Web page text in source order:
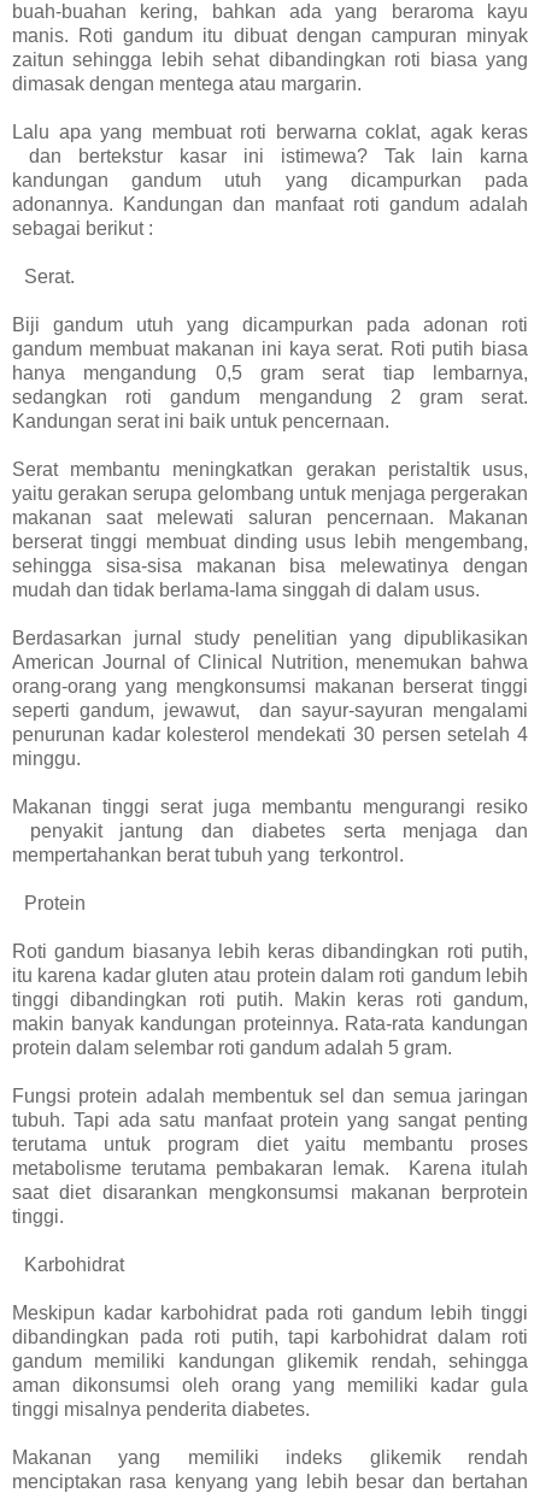
buah-buahan kering, bahkan ada yang beraroma kayu
manis. Roti gandum itu dibuat dengan campuran minyak
zaitun sehingga lebih sehat dibandingkan roti biasa yang
dimasak dengan mentega atau margarin.
Lalu apa yang membuat roti berwarna coklat, agak keras
dan bertekstur kasar ini istimewa? Tak lain karna
kandungan gandum utuh yang dicampurkan pada
adonannya. Kandungan dan manfaat roti gandum adalah
sebagai berikut :
Serat.
Biji gandum utuh yang dicampurkan pada adonan roti
gandum membuat makanan ini kaya serat. Roti putih biasa
hanya mengandung 0,5 gram serat tiap lembarnya,
sedangkan roti gandum mengandung 2 gram serat.
Kandungan serat ini baik untuk pencernaan.
Serat membantu meningkatkan gerakan peristaltik usus,
yaitu gerakan serupa gelombang untuk menjaga pergerakan
makanan saat melewati saluran pencernaan. Makanan
berserat tinggi membuat dinding usus lebih mengembang,
sehingga sisa-sisa makanan bisa melewatinya dengan
mudah dan tidak berlama-lama singgah di dalam usus.
Berdasarkan jurnal study penelitian yang dipublikasikan
American Journal of Clinical Nutrition, menemukan bahwa
orang-orang yang mengkonsumsi makanan berserat tinggi
seperti gandum, jewawut, dan sayur-sayuran mengalami
penurunan kadar kolesterol mendekati 30 persen setelah 4
minggu.
Makanan tinggi serat juga membantu mengurangi resiko
penyakit jantung dan diabetes serta menjaga dan
mempertahankan berat tubuh yang terkontrol.
Protein
Roti gandum biasanya lebih keras dibandingkan roti putih,
itu karena kadar gluten atau protein dalam roti gandum lebih
tinggi dibandingkan roti putih. Makin keras roti gandum,
makin banyak kandungan proteinnya. Rata-rata kandungan
protein dalam selembar roti gandum adalah 5 gram.
Fungsi protein adalah membentuk sel dan semua jaringan
tubuh. Tapi ada satu manfaat protein yang sangat penting
terutama untuk program diet yaitu membantu proses
metabolisme terutama pembakaran lemak. Karena itulah
saat diet disarankan mengkonsumsi makanan berprotein
tinggi.
Karbohidrat
Meskipun kadar karbohidrat pada roti gandum lebih tinggi
dibandingkan pada roti putih, tapi karbohidrat dalam roti
gandum memiliki kandungan glikemik rendah, sehingga
aman dikonsumsi oleh orang yang memiliki kadar gula
tinggi misalnya penderita diabetes.
Makanan yang memiliki indeks glikemik rendah
menciptakan rasa kenyang yang lebih besar dan bertahan